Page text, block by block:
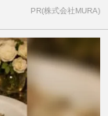
PR(株式会社MURA)